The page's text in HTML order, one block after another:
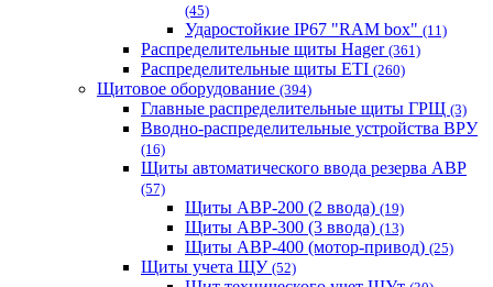
(45)
Ударостойкие IP67 "RAM box" (11)
Распределительные щиты Hager (361)
Распределительные щиты ETI (260)
Щитовое оборудование (394)
Главные распределительные щиты ГРЩ (3)
Вводно-распределительные устройства ВРУ
(16)
Щиты автоматического ввода резерва АВР
(57)
Щиты АВР-200 (2 ввода) (19)
Щиты АВР-300 (3 ввода) (13)
Щиты АВР-400 (мотор-привод) (25)
Щиты учета ЩУ (52)